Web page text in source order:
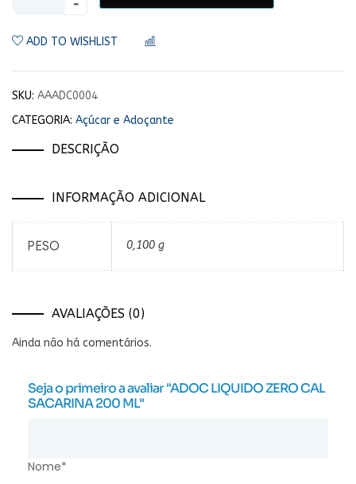
ADD TO WISHLIST
SKU: AAADC0004
CATEGORIA: Açúcar e Adoçante
DESCRIÇÃO
INFORMAÇÃO ADICIONAL
PESO 0,100 g
AVALIAÇÕES (0)
Ainda não há comentários.
Seja o primeiro a avaliar "ADOC LIQUIDO ZERO CAL
SACARINA 200 ML"
Nome*